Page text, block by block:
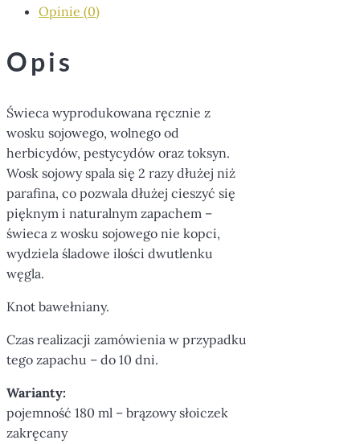
Opinie (0)
Opis
Świeca wyprodukowana ręcznie z
wosku sojowego, wolnego od
herbicydów, pestycydów oraz toksyn.
Wosk sojowy spala się 2 razy dłużej niż
parafina, co pozwala dłużej cieszyć się
pięknym i naturalnym zapachem –
świeca z wosku sojowego nie kopci,
wydziela śladowe ilości dwutlenku
węgla.
Knot bawełniany.
Czas realizacji zamówienia w przypadku
tego zapachu – do 10 dni.
Warianty:
pojemność 180 ml – brązowy słoiczek
zakręcany